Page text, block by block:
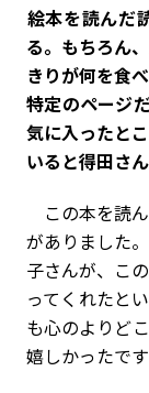
――絵本を読ん
る。もちろん
きりが何を食
特定のページ
気に入ったと
いると得田さん
この本を読
がありました
子さんが、こ
ってくれたと
も心のよりど
嬉しかったです